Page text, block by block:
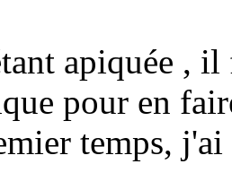
apiquée ,
pour en
temps,